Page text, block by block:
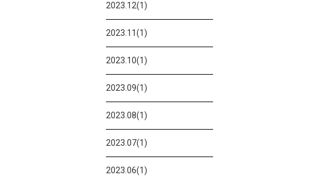
2023.12(1)
2023.11(1)
2023.10(1)
2023.09(1)
2023.08(1)
2023.07(1)
2023.06(1)